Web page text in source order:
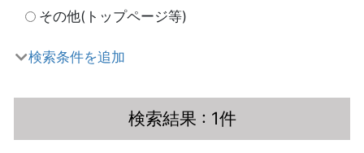
その他(トップページ等)
検索条件を追加
検索結果 : 1件